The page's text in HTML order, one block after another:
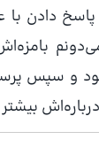
دادن
و سپس
بیشتر